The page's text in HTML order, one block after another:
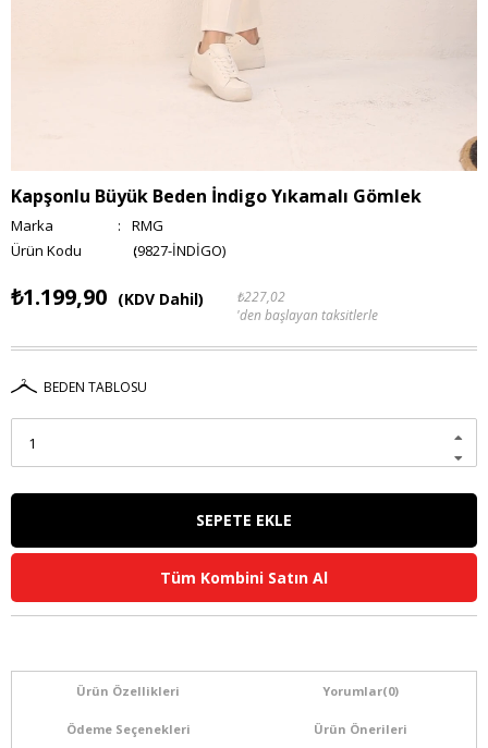
Kapşonlu Büyük Beden İndigo Yıkamalı Gömlek
Marka :
RMG
(9827-İNDİGO)
₺1.199,90 (KDV Dahil)
₺227,02
'den başlayan taksitlerle
BEDEN TABLOSU
Tüm Kombini Satın Al
Ürün Özellikleri Yorumlar(0)
Ödeme Seçenekleri Ürün Önerileri